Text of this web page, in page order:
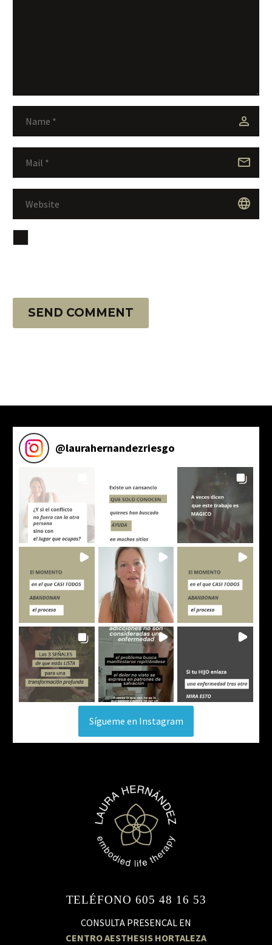
SEND COMMENT
@laurahernandezriesgo
Sígueme en Instagram
TELÉFONO 605 48 16 53
CONSULTA PRESENCAL EN
CENTRO AESTHESIS HORTALEZA